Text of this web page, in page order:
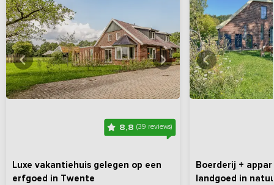
8,8 (39 reviews)
Luxe vakantiehuis gelegen op een
erfgoed in Twente
Bekijkhieralle foto's
Boerderij +
landgoed in
Bekijk